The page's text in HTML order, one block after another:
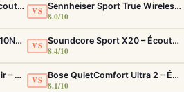
Soundcore Sport X20 – Écouteurs Sport IP68 ANC Fit Sécurisé Ultime VS Sennheiser Sport True Wireless – Écouteurs sport à son premium et acoustique adaptable
8.0/10
Sony LinkBuds Fit WFLS910NW Blanc – Écouteurs Sport Ailes ANC VS Soundcore Sport X20 – Écouteurs Sport IP68 ANC Fit Sécurisé Ultime
8.4/10
JLab Epic Sport ANC 3 Noir – Écouteurs Sport ANC IP66 Double Driver VS Bose QuietComfort Ultra 2 – Écouteurs ANC intra-auriculaires avec son immersif
8.1/10